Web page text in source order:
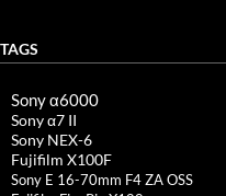
TAGS
Sony α6000
Sony α7 II
Sony NEX-6
Fujifilm X100F
Sony E 16-70mm F4 ZA OSS